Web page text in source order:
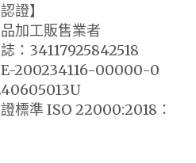
證】
加工販售業者
：34117925842518
E-200234116-00000-0
標準 ISO 22000:2018：